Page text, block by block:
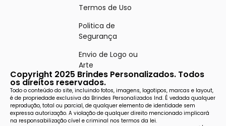
Termos de Uso
Politica de
Segurança
Envio de Logo ou
Arte
Copyright 2025 Brindes Personalizados. Todos
os direitos reservados.
Todo o conteúdo do site, incluindo fotos, imagens, logotipos, marcas e layout,
é de propriedade exclusiva da Brindes Personalizados Ind. É vedada qualquer
reprodução, total ou parcial, de qualquer elemento de identidade sem
expressa autorização. A violação de qualquer direito mencionado implicará
na responsabilização cível e criminal nos termos da lei.